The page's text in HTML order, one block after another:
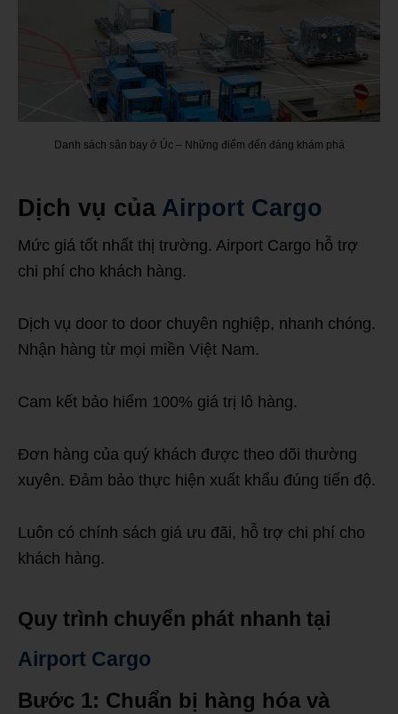
Danh sách sân bay ở Úc – Những điểm đến đáng khám phá
Dịch vụ của Airport Cargo
Mức giá tốt nhất thị trường. Airport Cargo hỗ trợ
chi phí cho khách hàng.
Dịch vụ door to door chuyên nghiệp, nhanh chóng.
Nhận hàng từ mọi miền Việt Nam.
Cam kết bảo hiểm 100% giá trị lô hàng.
Đơn hàng của quý khách được theo dõi thường
xuyên. Đảm bảo thực hiện xuất khẩu đúng tiến độ.
Luôn có chính sách giá ưu đãi, hỗ trợ chi phí cho
khách hàng.
Quy trình chuyển phát nhanh tại
Airport Cargo
Bước 1: Chuẩn bị hàng hóa và